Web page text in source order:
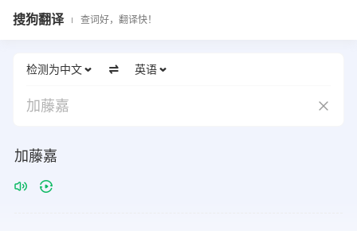
搜狗翻译 查词好，翻译快！
检测为中文 英语
加藤嘉
加藤嘉